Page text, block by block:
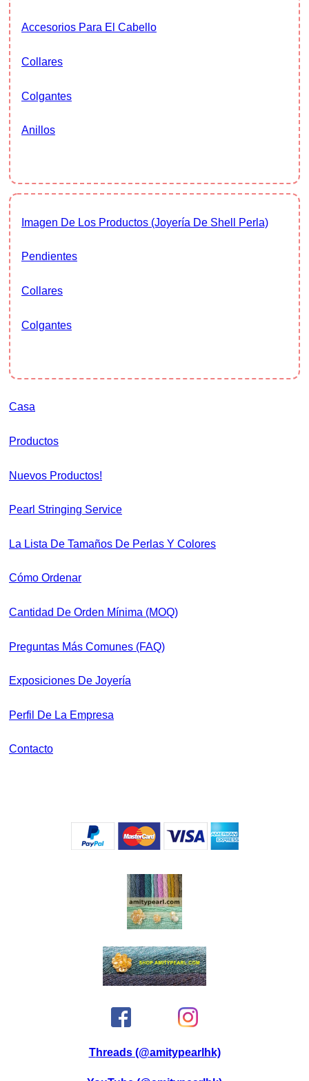
Accesorios Para El Cabello
Collares
Colgantes
Anillos
Imagen De Los Productos (Joyería De Shell Perla)
Pendientes
Collares
Colgantes
Casa
Productos
Nuevos Productos!
Pearl Stringing Service
La Lista De Tamaños De Perlas Y Colores
Cómo Ordenar
Cantidad De Orden Mínima (MOQ)
Preguntas Más Comunes (FAQ)
Exposiciones De Joyería
Perfil De La Empresa
Contacto
Threads (@amitypearlhk)